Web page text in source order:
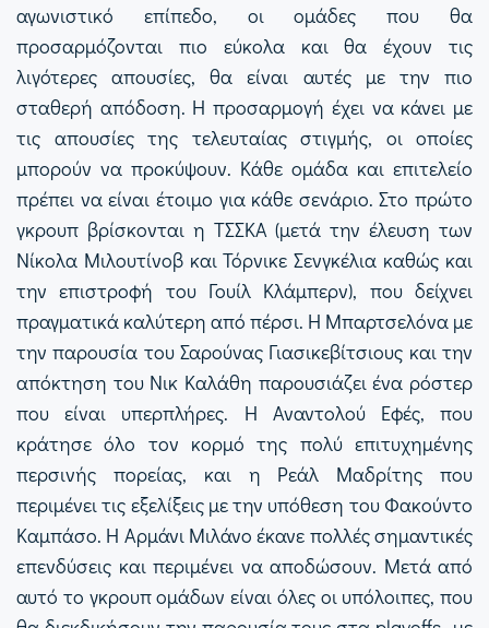
αγωνιστικό επίπεδο, οι ομάδες που θα
προσαρμόζονται πιο εύκολα και θα έχουν τις
λιγότερες απουσίες, θα είναι αυτές με την πιο
σταθερή απόδοση. Η προσαρμογή έχει να κάνει με
τις απουσίες της τελευταίας στιγμής, οι οποίες
μπορούν να προκύψουν. Κάθε ομάδα και επιτελείο
πρέπει να είναι έτοιμο για κάθε σενάριο. Στο πρώτο
γκρουπ βρίσκονται η ΤΣΣΚΑ (μετά την έλευση των
Νίκολα Μιλουτίνοβ και Τόρνικε Σενγκέλια καθώς και
την επιστροφή του Γουίλ Κλάμπερν), που δείχνει
πραγματικά καλύτερη από πέρσι. Η Μπαρτσελόνα με
την παρουσία του Σαρούνας Γιασικεβίτσιους και την
απόκτηση του Νικ Καλάθη παρουσιάζει ένα ρόστερ
που είναι υπερπλήρες. Η Αναντολού Εφές, που
κράτησε όλο τον κορμό της πολύ επιτυχημένης
περσινής πορείας, και η Ρεάλ Μαδρίτης που
περιμένει τις εξελίξεις με την υπόθεση του Φακούντο
Καμπάσο. Η Αρμάνι Μιλάνο έκανε πολλές σημαντικές
επενδύσεις και περιμένει να αποδώσουν. Μετά από
αυτό το γκρουπ ομάδων είναι όλες οι υπόλοιπες, που